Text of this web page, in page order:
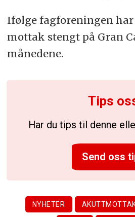
Ifølge fagforeningen
mottak stengt på Gran
månedene.
Tips
Har du tips til denne
Send oss
NYHETER